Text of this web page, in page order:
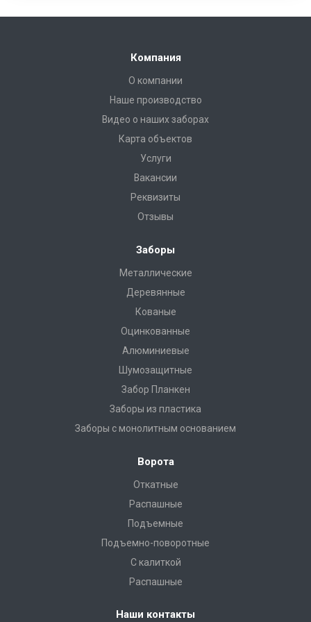
Компания
О компании
Наше производство
Видео о наших заборах
Карта объектов
Услуги
Вакансии
Реквизиты
Отзывы
Заборы
Металлические
Деревянные
Кованые
Оцинкованные
Алюминиевые
Шумозащитные
Забор Планкен
Заборы из пластика
Заборы с монолитным основанием
Ворота
Откатные
Распашные
Подъемные
Подъемно-поворотные
С калиткой
Распашные
Наши контакты